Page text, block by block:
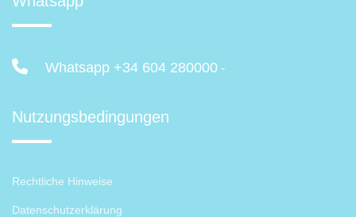
Whatsapp +34 604 280000 -
Nutzungsbedingungen
Rechtliche Hinweise
Datenschutzerklärung